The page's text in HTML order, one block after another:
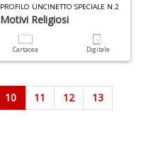
PROFILO UNCINETTO SPECIALE N.2
Motivi Religiosi
Cartacea Digitale
10 11 12
13